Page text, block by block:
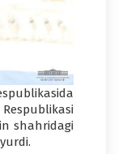
shahridagi